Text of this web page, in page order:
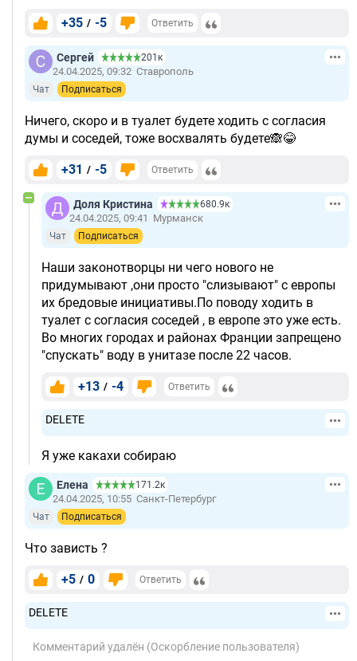
+35 / -5 Ответить
Сергей 201к
24.04.2025, 09:32 Ставрополь
Чат Подписаться
Ничего, скоро и в туалет будете ходить с согласия
думы и соседей, тоже восхвалять будете🙈😂
+31 / -5 Ответить
Доля Кристина 680.9к
24.04.2025, 09:41 Мурманск
Чат Подписаться
Наши законотворцы ни чего нового не
придумывают ,они просто "слизывают" с европы
их бредовые инициативы.По поводу ходить в
туалет с согласия соседей , в европе это уже есть.
Во многих городах и районах Франции запрещено
"спускать" воду в унитазе после 22 часов.
+13 / -4 Ответить
DELETE
Я уже какахи собираю
Елена 171.2к
24.04.2025, 10:55 Санкт-Петербург
Чат Подписаться
Что зависть ?
+5 / 0 Ответить
DELETE
Комментарий удалён (Оскорбление пользователя)